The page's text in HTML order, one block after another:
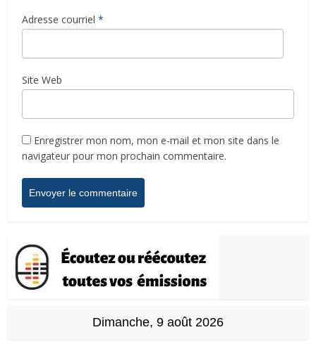
Adresse courriel *
Site Web
Enregistrer mon nom, mon e-mail et mon site dans le
navigateur pour mon prochain commentaire.
Dimanche, 9 août 2026